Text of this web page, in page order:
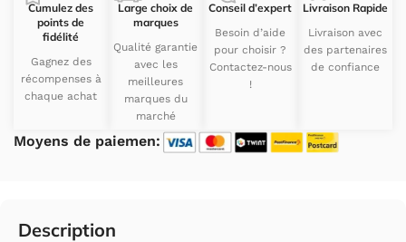
Cumulez des
points de
fidélité
Gagnez des
récompenses à
chaque achat
Large choix de
marques
Qualité garantie
avec les
meilleures
marques du
marché
Conseil d’expert
Besoin d’aide
pour choisir ?
Contactez-nous
!
Livraison Rapide
Livraison avec
des partenaires
de confiance
Moyens de paiemen:
Description